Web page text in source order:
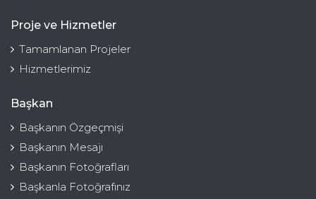
Proje ve Hizmetler
Tamamlanan Projeler
Hizmetlerimiz
Başkan
Başkanın Özgeçmişi
Başkanın Mesajı
Başkanın Fotoğrafları
Başkanla Fotoğrafınız